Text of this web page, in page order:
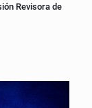
Revisora de